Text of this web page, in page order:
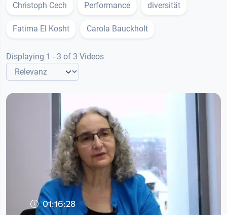
Christoph Cech Performance diversität
Fatima El Kosht Carola Bauckholt
Displaying 1 - 3 of 3 Videos
01:16:28